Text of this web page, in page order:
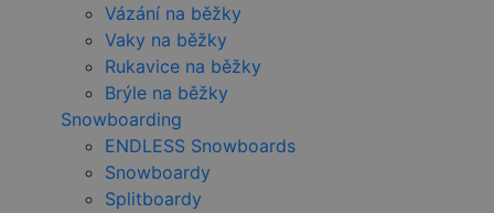
Vázání na běžky
Vaky na běžky
Rukavice na běžky
Brýle na běžky
Snowboarding
ENDLESS Snowboards
Snowboardy
Splitboardy